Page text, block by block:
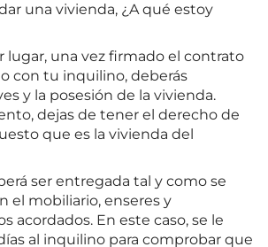
una vivienda, ¿A qué estoy
lugar, una vez firmado el contrato
con tu inquilino, deberás
y la posesión de la vivienda.
dejas de tener el derecho de
que es la vivienda del
ser entregada tal y como se
el mobiliario, enseres y
acordados. En este caso, se le
al inquilino para comprobar que